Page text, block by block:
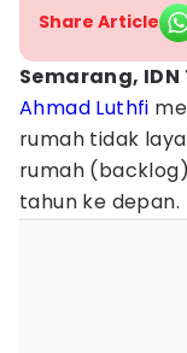
Share Article
Semarang, IDN
Ahmad Luthfi
rumah tidak
rumah
tahun ke depan.